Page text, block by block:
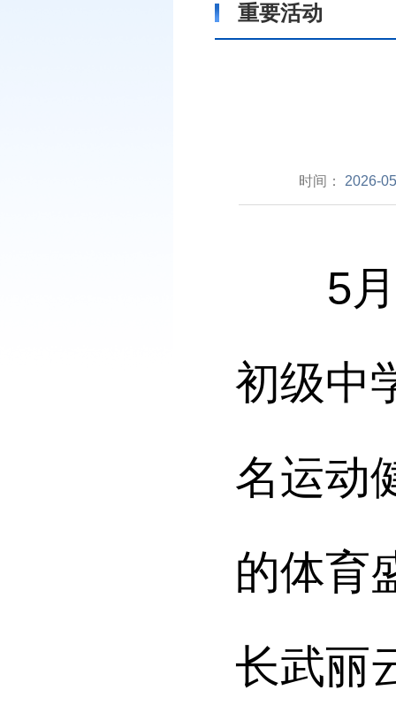
重要活动
时间： 2026-
5月6
初级中
名运动
的体育
长武丽